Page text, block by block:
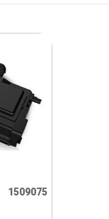
1509075